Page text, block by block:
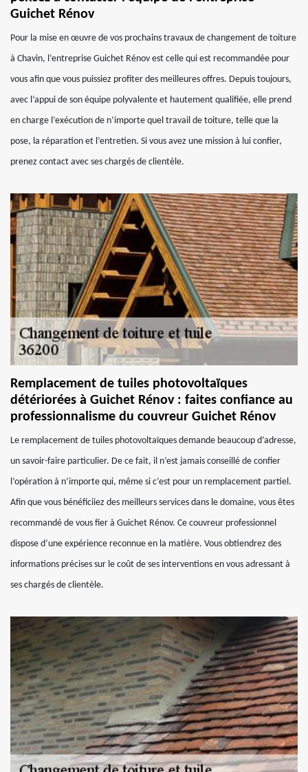
Guichet Rénov
Pour la mise en œuvre de vos prochains travaux de changement de toiture
à Chavin, l’entreprise Guichet Rénov est celle qui est recommandée pour
vous afin que vous puissiez profiter des meilleures offres. Depuis toujours,
avec l’appui de son équipe polyvalente et hautement qualifiée, elle prend
en charge l’exécution de n’importe quel travail de toiture, telle que la
pose, la réparation et l’entretien. Si vous avez une mission à lui confier,
prenez contact avec ses chargés de clientèle.
Remplacement de tuiles photovoltaïques
détériorées à Guichet Rénov : faites confiance au
professionnalisme du couvreur Guichet Rénov
Le remplacement de tuiles photovoltaïques demande beaucoup d’adresse,
un savoir-faire particulier. De ce fait, il n’est jamais conseillé de confier
l’opération à n’importe qui, même si c’est pour un remplacement partiel.
Afin que vous bénéficiiez des meilleurs services dans le domaine, vous êtes
recommandé de vous fier à Guichet Rénov. Ce couvreur professionnel
dispose d’une expérience reconnue en la matière. Vous obtiendrez des
informations précises sur le coût de ses interventions en vous adressant à
ses chargés de clientèle.